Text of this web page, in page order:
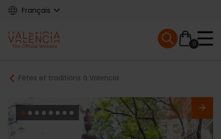
Skip
content
Français
Main
navigation
0
Mobile menu
Breadcrumb
Fêtes et traditions à Valencia